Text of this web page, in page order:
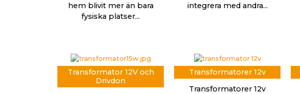
hem blivit mer än bara
fysiska platser...
integrera med andra...
Transformator 12V och
Drivdon
Transformatorer 12v
Transformatorer 12v